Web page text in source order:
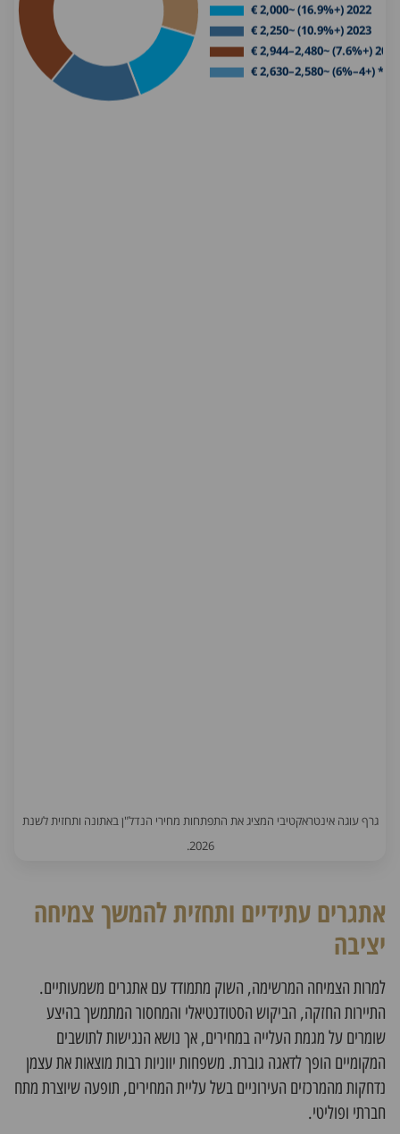
גרף עוגה אינטראקטיבי המציג את התפתחות מחירי הנדל"ן באתונה ותחזית לשנת
2026.
אתגרים עתידיים ותחזית להמשך צמיחה
יציבה
למרות הצמיחה המרשימה, השוק מתמודד עם אתגרים משמעותיים.
התיירות החזקה, הביקוש הסטודנטיאלי והמחסור המתמשך בהיצע
שומרים על מגמת העלייה במחירים, אך נושא הנגישות לתושבים
המקומיים הופך לדאגה גוברת. משפחות יווניות רבות מוצאות את עצמן
נדחקות מהמרכזים העירוניים בשל עליית המחירים, תופעה שיוצרת מתח
חברתי ופוליטי.